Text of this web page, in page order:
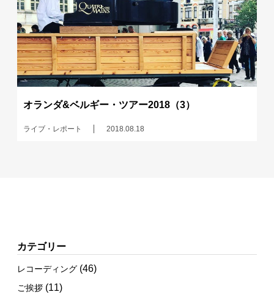
オランダ&ベルギー・ツアー2018（3）
ライブ・レポート 2018.08.18
カテゴリー
レコーディング (46)
ご挨拶 (11)